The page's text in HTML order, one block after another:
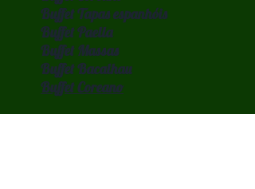
Buffet Tapas espanhóis
Buffet Paella
Buffet Massas
Buffet Bacalhau
Buffet Coreano